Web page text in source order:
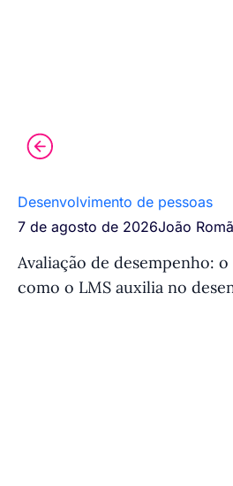
Desenvolvimento de pessoas
7 de agosto de 2026João
Avaliação de desempenho:
como o LMS auxilia no